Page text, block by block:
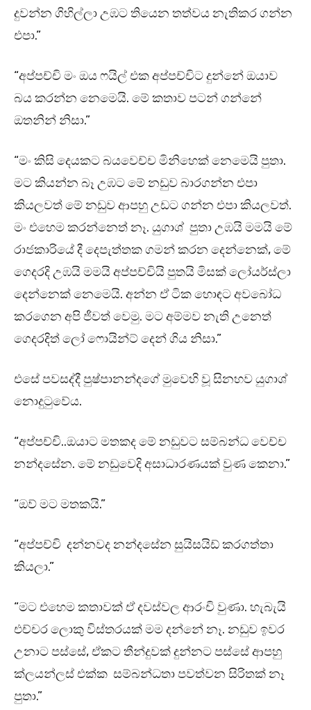
දුවන්න ගිහිල්ලා උඹට තියෙන තත්වය නැතිකර ගන්න
එපා.”
“අප්පච්චි මං ඔය ෆයිල් එක අප්පච්චිට දුන්නේ ඔයාව
බය කරන්න නෙමෙයි. මේ කතාව පටන් ගන්නේ
ඔතනින් නිසා.”
“මං කිසි දෙයකට බයවෙච්ච මිනිහෙක් නෙමෙයි පුතා.
මට කියන්න බෑ උඹට මේ නඩුව බාරගන්න එපා
කියලවත් මේ නඩුව ආපහු උඩට ගන්න එපා කියලවත්.
මං එහෙම කරන්නෙත් නෑ. යුගාශ් පුතා උඹයි මමයි මේ
රාජකාරියේ දී දෙපැත්තක ගමන් කරන දෙන්නෙක්, මේ
ගෙදරදි උඹයි මමයි අප්පච්චියි පුතයි මිසක් ලෝයර්ස්ලා
දෙන්නෙක් නෙමෙයි. අන්න ඒ ටික හොඳට අවබෝධ
කරගෙන අපි ජීවත් වෙමු. මට අම්මව නැති උනෙත්
ගෙදරදිත් ලෝ ෆොයින්ට් දෙන් ගිය නිසා.”
එසේ පවසද්දී පුෂ්පානන්දගේ මුවෙහි වූ සිනහව යුගාශ්
නොදුටුවේය.
“අප්පච්චි..ඔයාට මතකද මේ නඩුවට සම්බන්ධ වෙච්ච
නන්දසේන. මේ නඩුවෙදි අසාධාරණයක් වුණ කෙනා.”
“ඔව් මට මතකයි.”
“අප්පච්චි දන්නවද නන්දසේන සුයිසයිඩ් කරගත්තා
කියලා.”
“මට එහෙම කතාවක් ඒ දවස්වල ආරංචි වුණා. හැබැයි
එච්චර ලොකු විස්තරයක් මම දන්නේ නෑ. නඩුව ඉවර
උනාට පස්සේ, ඒකට තීන්දුවක් දුන්නට පස්සේ ආපහු
ක්ලයන්ලස් එක්ක සම්බන්ධතා පවත්වන සිරිතක් නෑ
පුතා.”